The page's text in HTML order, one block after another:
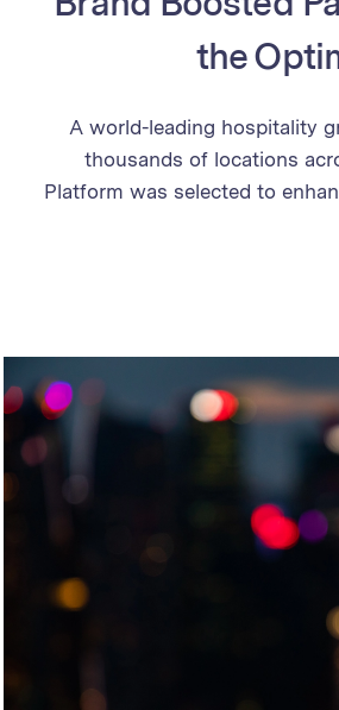
the
A world-leading hospitality
thousands of locations
Platform was selected to
management
management,
processes, the Brand
partner program
power of the Optimise Partner